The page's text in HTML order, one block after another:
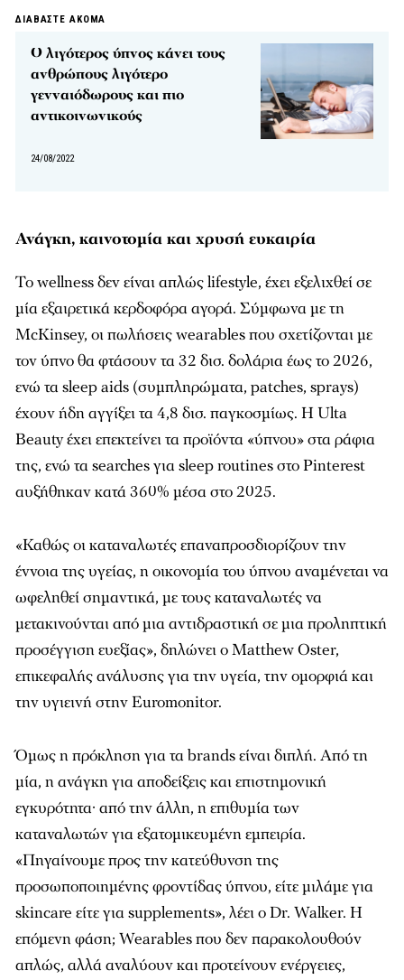
ΔΙΑΒΑΣΤΕ ΑΚΟΜΑ
Ο λιγότερος ύπνος κάνει τους
ανθρώπους λιγότερο
γενναιόδωρους και πιο
αντικοινωνικούς
24/08/2022
Ανάγκη, καινοτομία και χρυσή ευκαιρία
Το wellness δεν είναι απλώς lifestyle, έχει εξελιχθεί σε
μία εξαιρετικά κερδοφόρα αγορά. Σύμφωνα με τη
McKinsey, οι πωλήσεις wearables που σχετίζονται με
τον ύπνο θα φτάσουν τα 32 δισ. δολάρια έως το 2026,
ενώ τα sleep aids (συμπληρώματα, patches, sprays)
έχουν ήδη αγγίξει τα 4,8 δισ. παγκοσμίως. Η Ulta
Beauty έχει επεκτείνει τα προϊόντα «ύπνου» στα ράφια
της, ενώ τα searches για sleep routines στο Pinterest
αυξήθηκαν κατά 360% μέσα στο 2025.
«Καθώς οι καταναλωτές επαναπροσδιορίζουν την
έννοια της υγείας, η οικονομία του ύπνου αναμένεται να
ωφεληθεί σημαντικά, με τους καταναλωτές να
μετακινούνται από μια αντιδραστική σε μια προληπτική
προσέγγιση ευεξίας», δηλώνει ο Matthew Oster,
επικεφαλής ανάλυσης για την υγεία, την ομορφιά και
την υγιεινή στην Euromonitor.
Όμως η πρόκληση για τα brands είναι διπλή. Από τη
μία, η ανάγκη για αποδείξεις και επιστημονική
εγκυρότητα· από την άλλη, η επιθυμία των
καταναλωτών για εξατομικευμένη εμπειρία.
«Πηγαίνουμε προς την κατεύθυνση της
προσωποποιημένης φροντίδας ύπνου, είτε μιλάμε για
skincare είτε για supplements», λέει ο Dr. Walker. Η
επόμενη φάση; Wearables που δεν παρακολουθούν
απλώς, αλλά αναλύουν και προτείνουν ενέργειες,